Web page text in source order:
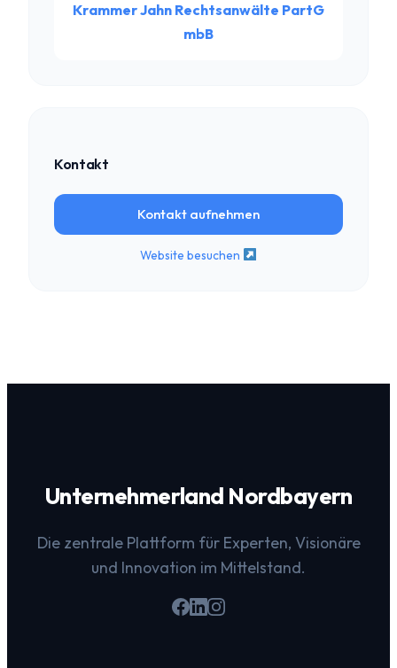
Krammer Jahn Rechtsanwälte PartG
mbB
Kontakt
Kontakt aufnehmen
Website besuchen
Unternehmerland Nordbayern
Die zentrale Plattform für Experten, Visionäre
und Innovation im Mittelstand.